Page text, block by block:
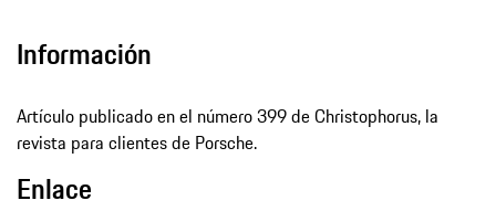
Información
Artículo publicado en el número 399 de Christophorus, la
revista para clientes de Porsche.
Enlace